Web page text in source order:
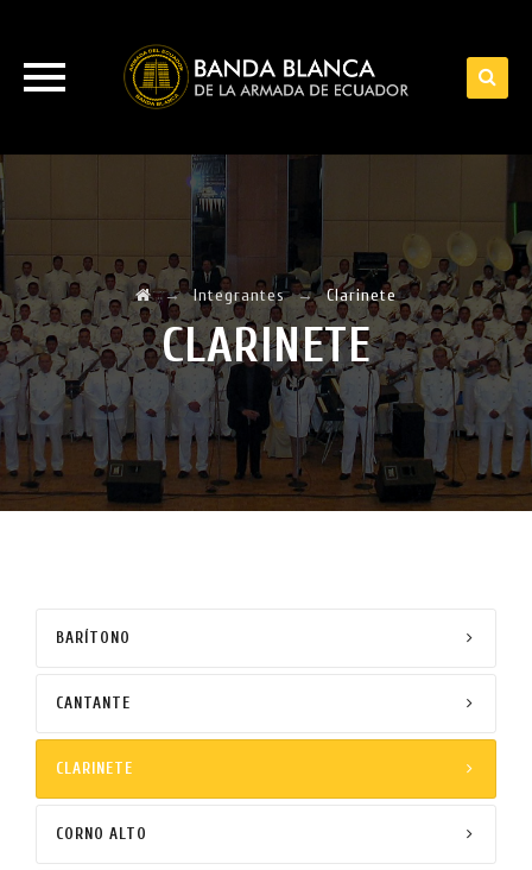
→Integrantes→Clarinete
CLARINETE
BARÍTONO
CANTANTE
CLARINETE
CORNO ALTO